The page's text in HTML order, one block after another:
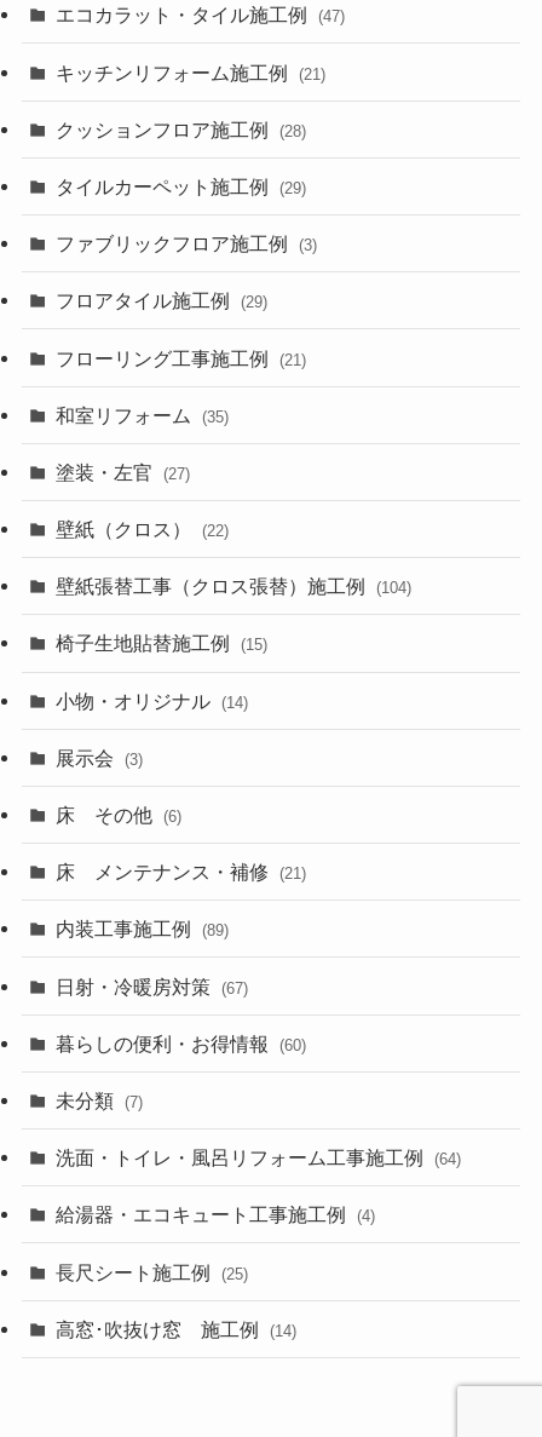
エコカラット・タイル施工例 (47)
キッチンリフォーム施工例 (21)
クッションフロア施工例 (28)
タイルカーペット施工例 (29)
ファブリックフロア施工例 (3)
フロアタイル施工例 (29)
フローリング工事施工例 (21)
和室リフォーム (35)
塗装・左官 (27)
壁紙（クロス） (22)
壁紙張替工事（クロス張替）施工例 (104)
椅子生地貼替施工例 (15)
小物・オリジナル (14)
展示会 (3)
床 その他 (6)
床 メンテナンス・補修 (21)
内装工事施工例 (89)
日射・冷暖房対策 (67)
暮らしの便利・お得情報 (60)
未分類 (7)
洗面・トイレ・風呂リフォーム工事施工例 (64)
給湯器・エコキュート工事施工例 (4)
長尺シート施工例 (25)
高窓･吹抜け窓 施工例 (14)